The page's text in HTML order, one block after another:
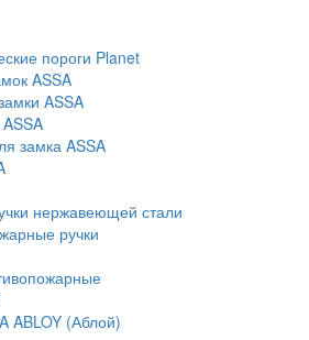
пороги Planet
ASSA
ASSA
замка ASSA
нержавеющей стали
ручки
ABLOY (Аблой)